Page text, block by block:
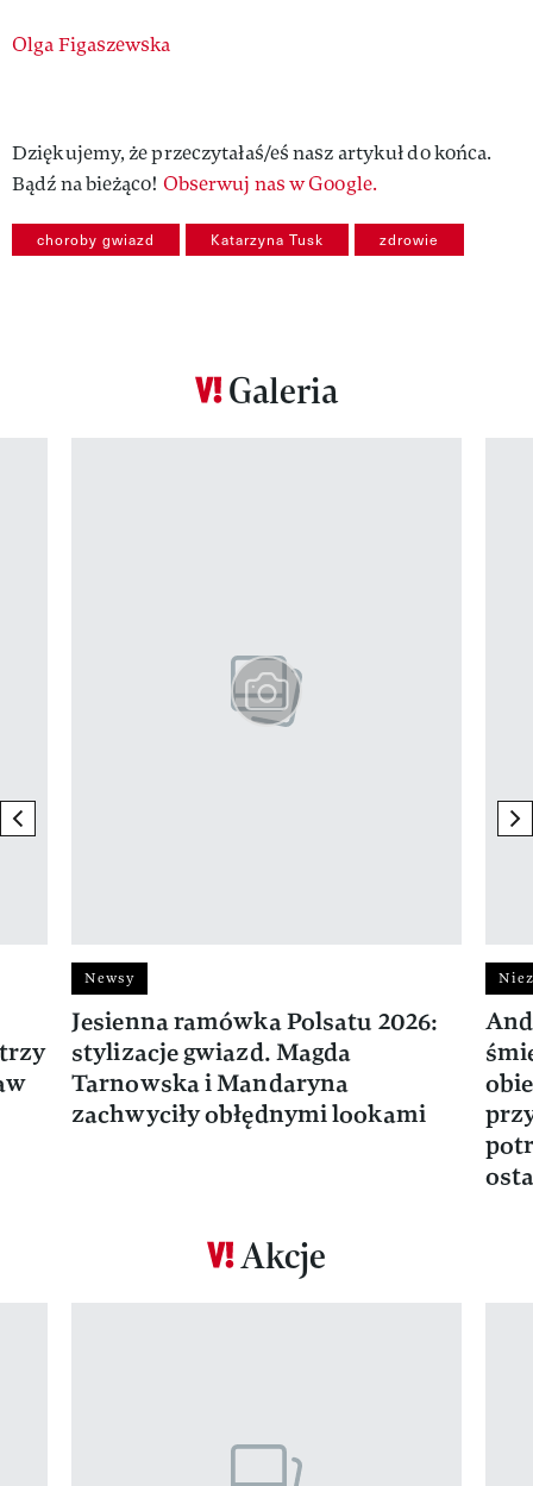
Authors
Olga Figaszewska
Dziękujemy, że przeczytałaś/eś nasz artykuł do końca.
Bądź na bieżąco! Obserwuj nas w Google.
choroby gwiazd Katarzyna Tusk zdrowie
Galeria
previous element
Newsy
Jesienna ramówka Polsatu 2026:
stylizacje gwiazd. Magda
Tarnowska i Mandaryna
zachwyciły obłędnymi lookami
Akcje